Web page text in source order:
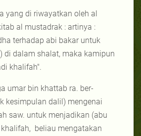
yang di riwayatkan oleh al
al mustadrak : artinya :
terhadap abi bakar untuk
di dalam shalat, maka kamipun
khalifah".
umar bin khattab ra. ber-
kesimpulan dalil) mengenai
saw. untuk menjadikan (abu
beliau mengatakan